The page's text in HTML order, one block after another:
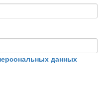
данных